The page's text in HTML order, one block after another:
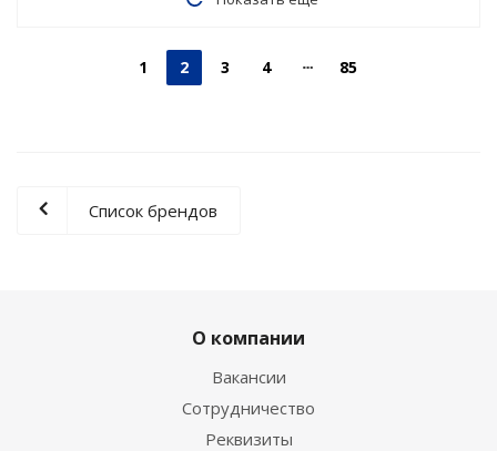
1 2 3 4 85
Список брендов
О компании
Вакансии
Сотрудничество
Реквизиты